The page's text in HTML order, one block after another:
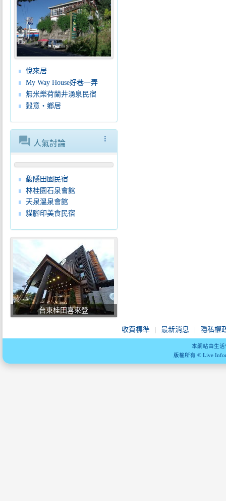
悅來居
My Way House好巷一弄
無米樂荷蘭井湧泉民宿
穀意‧鄉居
more_vert
forum 人氣討論
馥隱田園民宿
林桂園石泉會館
天泉溫泉會館
貓腳印美食民宿
台東桂田喜來登
收費標準 最新消息 隱私權
本網站由生
版權所有 © Live